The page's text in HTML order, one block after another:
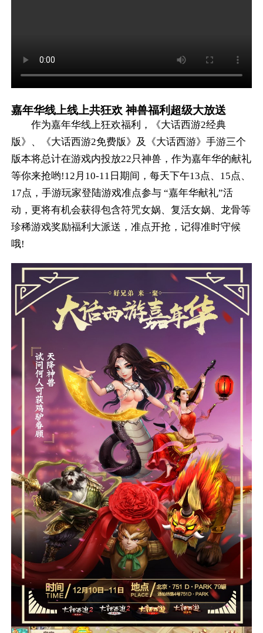
嘉年华线上线上共狂欢 神兽福利超级大放送
作为嘉年华线上狂欢福利，《大话西游2经典
版》、《大话西游2免费版》及《大话西游》手游三个
版本将总计在游戏内投放22只神兽，作为嘉年华的献礼
等你来抢哟!12月10-11日期间，每天下午13点、15点、
17点，手游玩家登陆游戏准点参与 “嘉年华献礼”活
动，更将有机会获得包含符咒女娲、复活女娲、龙骨等
珍稀游戏奖励福利大派送，准点开抢，记得准时守候
哦!